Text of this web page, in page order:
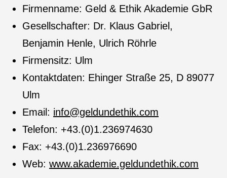
Firmenname: Geld & Ethik Akademie GbR
Gesellschafter: Dr. Klaus Gabriel,
Benjamin Henle, Ulrich Röhrle
Firmensitz: Ulm
Kontaktdaten: Ehinger Straße 25, D 89077
Ulm
Email: info@geldundethik.com
Telefon: +43.(0)1.236974630
Fax: +43.(0)1.236976690
Web: www.akademie.geldundethik.com